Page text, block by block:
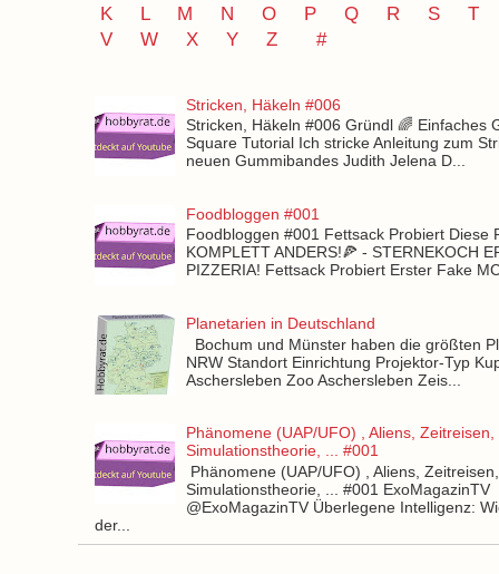
K
L M N O P Q R S
T
V
W X Y Z #
Stricken, Häkeln #006
Stricken, Häkeln #006 Gründl 🌈 Einfaches
Square Tutorial Ich stricke Anleitung zum
neuen Gummibandes Judith Jelena D...
Foodbloggen #001
Foodbloggen #001 Fettsack Probiert Diese
KOMPLETT ANDERS!🍕 - STERNEKOCH
PIZZERIA! Fettsack Probiert Erster Fake
Planetarien in Deutschland
Bochum und Münster haben die größten
NRW Standort Einrichtung Projektor-Typ
Aschersleben Zoo Aschersleben Zeis...
Phänomene (UAP/UFO) , Aliens, Zeitreisen,
Simulationstheorie, ... #001
Phänomene (UAP/UFO) , Aliens, Zeitreisen,
Simulationstheorie, ... #001 ExoMagazinTV
@ExoMagazinTV Überlegene Intelligenz:
der...